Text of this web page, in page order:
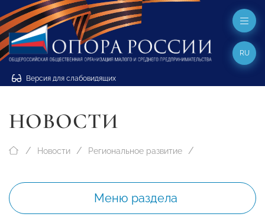
Версия для слабовидящих
RU
НОВОСТИ
Новости Региональное развитие
Меню раздела